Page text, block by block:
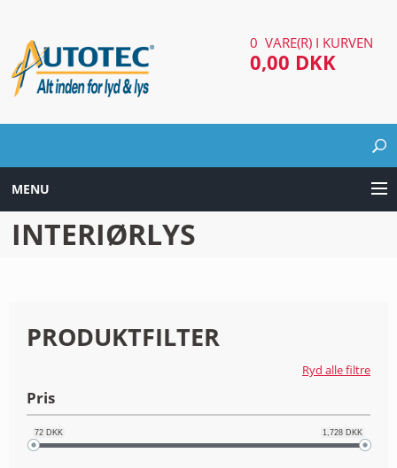
0 VARE(R) I KURVEN
0,00 DKK
MENU
LYD & LYS UDSTYR
ANDET UDSTYR
RESTSALG
INTERIØRLYS
PRODUKTFILTER
Ryd alle filtre
Pris
72 DKK 1,728 DKK